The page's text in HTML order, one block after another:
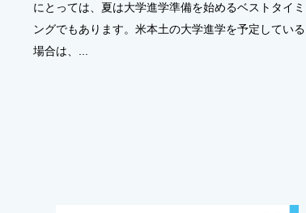
にとっては、夏は大学進学準備を始めるベストタイミ
ングでもあります。米本土の大学進学を予定している
場合は、...